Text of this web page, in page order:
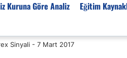
Kuruna Göre Analiz Eğitim
Sinyali - 7 Mart 2017